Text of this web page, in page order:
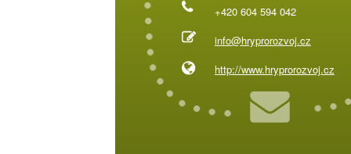
+420 604 594 042
info@hryprorozvoj.cz
http://www.hryprorozvoj.cz